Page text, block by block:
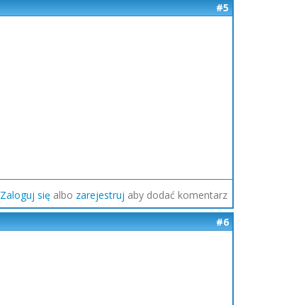
#5
Zaloguj się albo zarejestruj aby dodać komentarz
#6